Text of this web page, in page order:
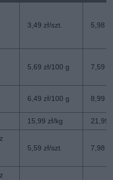
3,49 zł/szt. 5,98
5,69 zł/100 g 7,59
6,49 zł/100 g 8,99
15,99 zł/kg 21,99
5,59 zł/szt. 7,98